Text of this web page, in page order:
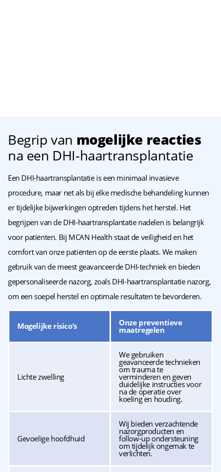
Begrip van mogelijke reacties
na een DHI-haartransplantatie
Een DHI-haartransplantatie is een minimaal invasieve
procedure, maar net als bij elke medische behandeling kunnen
er tijdelijke bijwerkingen optreden tijdens het herstel. Het
begrijpen van de DHI-haartransplantatie nadelen is belangrijk
voor patiënten. Bij MCAN Health staat de veiligheid en het
comfort van onze patiënten op de eerste plaats. We maken
gebruik van de meest geavanceerde DHI-techniek en bieden
gepersonaliseerde nazorg, zoals DHI-haartransplantatie nazorg,
om een soepel herstel en optimale resultaten te bevorderen.
Mogelijke risico’s Onze preventieve
maatregelen
Lichte zwelling
We gebruiken
geavanceerde technieken
om trauma te
verminderen en geven
duidelijke instructies voor
na de operatie over
koeling en houding.
Gevoelige hoofdhuid
Wij bieden verzachtende
nazorgproducten en
follow-up ondersteuning
om tijdelijk ongemak te
verlichten.